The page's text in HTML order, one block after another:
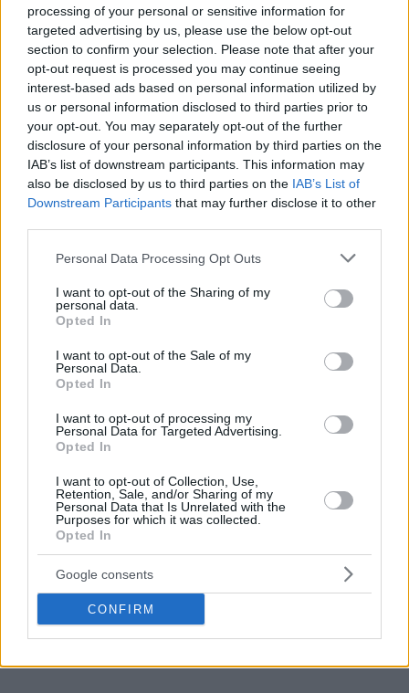
processing of your personal or sensitive information for
targeted advertising by us, please use the below opt-out
section to confirm your selection. Please note that after your
opt-out request is processed you may continue seeing
interest-based ads based on personal information utilized by
us or personal information disclosed to third parties prior to
your opt-out. You may separately opt-out of the further
disclosure of your personal information by third parties on the
IAB’s list of downstream participants. This information may
also be disclosed by us to third parties on the IAB’s List of
Downstream Participants that may further disclose it to other
Please note that this website/app uses one or more Google
not limited to your visit or usage behaviour. You may click to
grant or deny consent to Google and its third-party tags to
use your data for below specified purposes in below Google
consent section.
Personal Data Processing Opt Outs
I want to opt-out of the Sharing of my
personal data.
Opted In
I want to opt-out of the Sale of my
Personal Data.
Opted In
I want to opt-out of processing my
Personal Data for Targeted Advertising.
Opted In
I want to opt-out of Collection, Use,
Retention, Sale, and/or Sharing of my
Personal Data that Is Unrelated with the
Purposes for which it was collected.
Opted In
Google consents
CONFIRM
Του Μιχάλη Γκιουλένογλου/info@eurohoops.net
Λούκα Βιλντόζαδεν θα αγωνιστεί στην αναμέτρηση
Παναθηναϊκός-Βίρτους”, για την 21η αγωνιστική της
Ευρωλίγκας.
Ο Αργεντίνος γκαρντ αισθάνθηκε ενοχλήσεις στον
αριστερό μηρό και τέθηκε νοκ άουτ.
Στη διάθεση του Ντούσκο Ιβάνοβιτς θα βρίσκεται ο Μόμο
“Είμαστε σε εξαιρετική φόρμα”
“Αύριο θα είναι σίγουρα ένας δύσκολος αγώνας για εμάς,
επειδή θα αντιμετωπίσουμε μια σπουδαία ομάδα όπως ο
Επιπλέον, έχασαν τον τελευταίο τους αγώνα στην έδρα
προσπαθήσουν να ανακάμψουν. Ωστόσο, νομίζω ότι
είμαστε σε εξαιρετική φόρμα αυτή τη στιγμή, οπότε θα
προσπαθήσουμε να κάνουμε ένα καλό παιχνίδι”, δήλωσε ο
Ιβάνοβιτς ενόψει της αναμέτρησης.